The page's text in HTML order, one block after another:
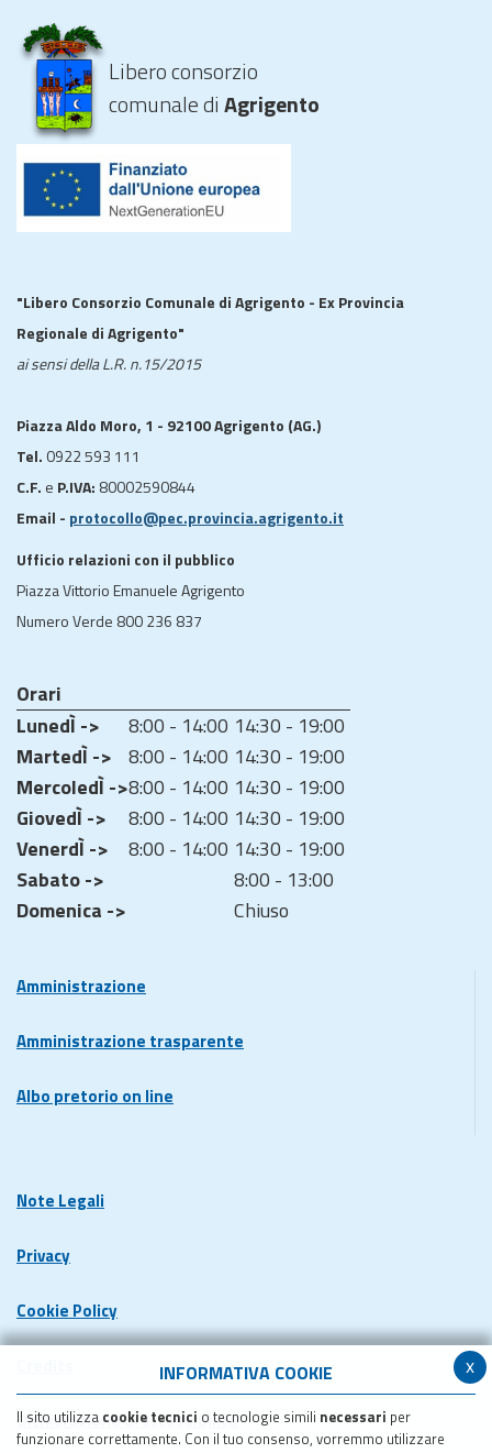
x
INFORMATIVA COOKIE
Il sito utilizza cookie tecnici o tecnologie simili necessari per
funzionare correttamente. Con il tuo consenso, vorremmo utilizzare
Libero consorzio
comunale diAgrigento
"Libero Consorzio Comunale di Agrigento - Ex Provincia
Regionale di Agrigento"
ai sensi della L.R. n.15/2015
Piazza Aldo Moro, 1 - 92100 Agrigento (AG.)
Tel. 0922 593 111
C.F. e P.IVA: 80002590844
Email - protocollo@pec.provincia.agrigento.it
Ufficio relazioni con il pubblico
Piazza Vittorio Emanuele Agrigento
Numero Verde 800 236 837
Orari
LunedÌ ->
8:00 - 14:00 14:30 - 19:00
MartedÌ -> 8:00 - 14:00 14:30 - 19:00
MercoledÌ ->8:00 - 14:00 14:30 - 19:00
GiovedÌ ->
8:00 - 14:00 14:30 - 19:00
VenerdÌ ->
8:00 - 14:00 14:30 - 19:00
Sabato ->
8:00 - 13:00
Domenica ->
Chiuso
Amministrazione
Amministrazione trasparente
Albo pretorio on line
Note Legali
Privacy
Cookie Policy
Dichiarazione di accessibilita'